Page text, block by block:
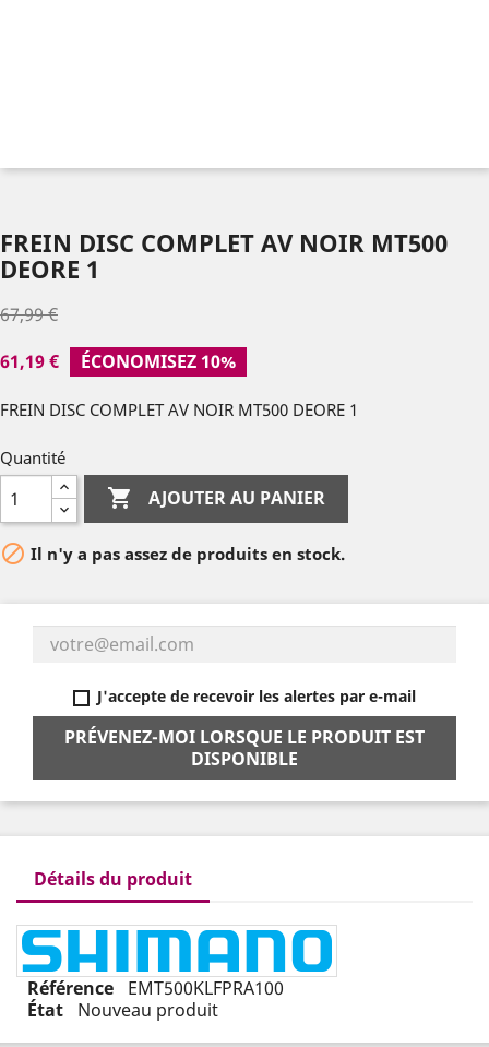
FREIN DISC COMPLET AV NOIR MT500
DEORE 1
67,99 €
61,19 €
ÉCONOMISEZ 10%
FREIN DISC COMPLET AV NOIR MT500 DEORE 1
Quantité
 AJOUTER AU PANIER
 Il n'y a pas assez de produits en stock.
J'accepte de recevoir les alertes par e-mail
PRÉVENEZ-MOI LORSQUE LE PRODUIT EST
DISPONIBLE
Détails du produit
Référence
EMT500KLFPRA100
État
Nouveau produit